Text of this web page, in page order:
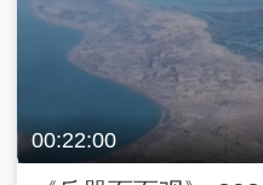
00:22:00